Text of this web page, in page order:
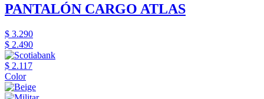
PANTALÓN CARGO ATLAS
$ 3.290
$ 2.490
$ 2.117
Color